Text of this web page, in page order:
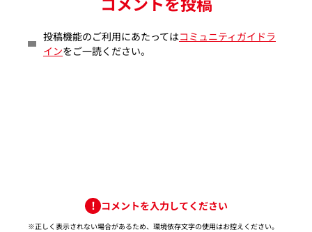
投稿機能のご利用にあたってはコミュニティガイドラ
インをご一読ください。
コメントを入力してください
※正しく表示されない場合があるため、環境依存文字の使用はお控えください。​